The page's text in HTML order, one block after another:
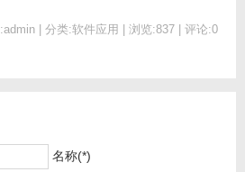
| 分类:软件应用 | 浏览:837 | 评论:0
名称(*)